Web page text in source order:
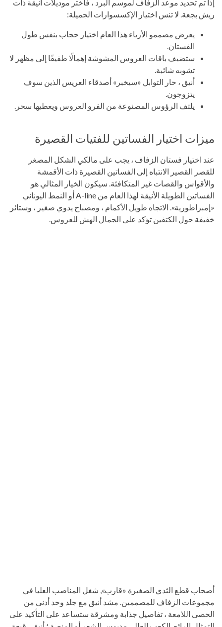
إذا تم تحديد موعد الزفاف لموسم البرد ، فاختر موديلات أنيقة ذات
ريش بجعة. لا تنس اختيار الإكسسوارات الجميلة:
يعرض مصممو الأزياء هذا العام اختيار حجاب بنفس طول
الفستان.
ستضيف باقات العروس المشوشة إهمالًا طفيفًا إلى مظهر لا
تشوبه شائبة.
أنيق ، حار التوابل «سيخبر» أصدقاء العريس الذين سوف
يتزوجون.
يلتف الرؤوس المصنوعة من الفرو العروس ويعطيها سحر.
ميزات اختيار الفساتين للفتيات القصيرة
عند اختيار فستان الزفاف ، يجب على مالكي الشكل المصغر
للقصر القصير الانتباه إلى الفساتين القصيرة ذات الأقمشة
والأقواس والقصات غير المتكافئة. سيكون الخيار المثالي هو
الفساتين الطويلة الأنيقة لهذا العام من A-line أو النمط اليوناني
«إمبراطورية». الاتجاه طويل الأكمام ، ومصباح يدوي صغير ، وستائر
خفيفة حول الكتفين تؤكد على الجمال الهش للعروس.
أصحاب قطع الثدي الصغيرة «قارب», شغل المناصب العليا في
مجموعات الزفاف للمصممين. مشد أنيق مع جلد وحد أدنى من
الحصى اللامعة ، تفاصيل جذابة ومشرقة ستساعد على التأكيد على